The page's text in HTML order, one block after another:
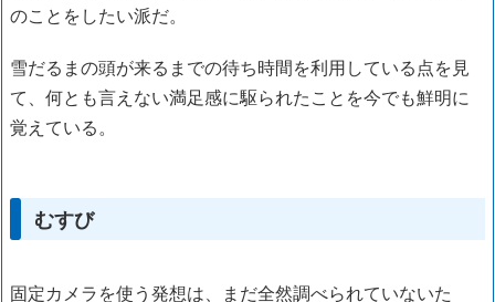
のことをしたい派だ。
雪だるまの頭が来るまでの待ち時間を利用している点を見
て、何とも言えない満足感に駆られたことを今でも鮮明に
覚えている。
むすび
固定カメラを使う発想は、まだ全然調べられていないた